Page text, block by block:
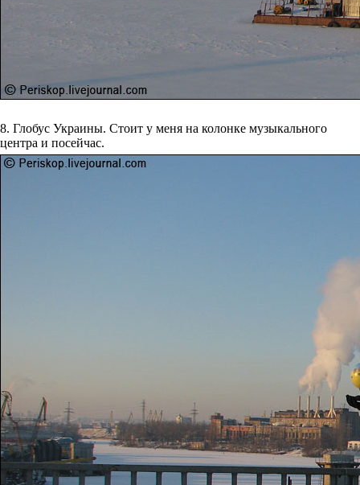
8. Глобус Украины. Стоит у меня на колонке музыкального
центра и посейчас.